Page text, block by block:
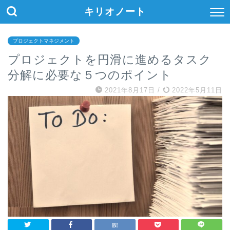
キリオノート
プロジェクトマネジメント
プロジェクトを円滑に進めるタスク
分解に必要な５つのポイント
2021年8月17日 / 2022年5月11日